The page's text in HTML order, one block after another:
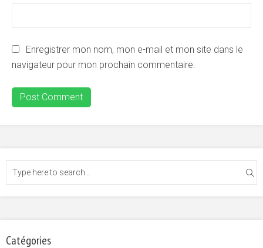
Enregistrer mon nom, mon e-mail et mon site dans le
navigateur pour mon prochain commentaire.
Catégories